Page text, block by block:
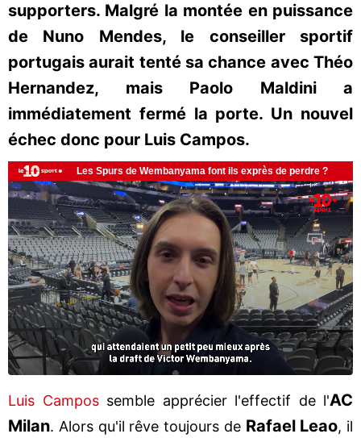
supporters. Malgré la montée en puissance
de Nuno Mendes, le conseiller sportif
portugais aurait tenté sa chance avec Théo
Hernandez, mais Paolo Maldini a
immédiatement fermé la porte. Un nouvel
échec donc pour Luis Campos.
Luis Campos semble apprécier l'effectif de l'AC
Milan. Alors qu'il rêve toujours de Rafael Leao, il